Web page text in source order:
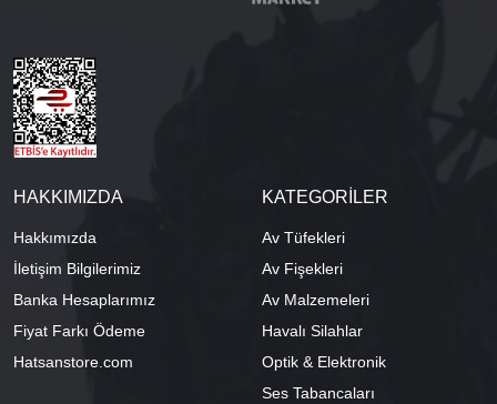
HAKKIMIZDA
Hakkımızda
İletişim Bilgilerimiz
Banka Hesaplarımız
Fiyat Farkı Ödeme
Hatsanstore.com
KATEGORİLER
Av Tüfekleri
Av Fişekleri
Av Malzemeleri
Havalı Silahlar
Optik & Elektronik
Ses Tabancaları